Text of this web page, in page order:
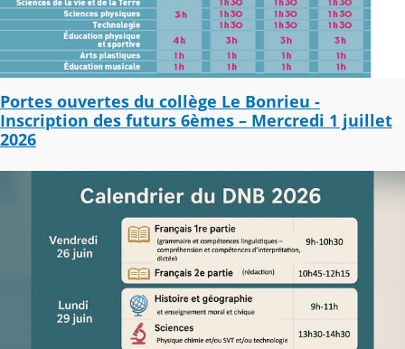
Portes ouvertes du collège Le Bonrieu -
Inscription des futurs 6èmes – Mercredi 1 juillet
2026